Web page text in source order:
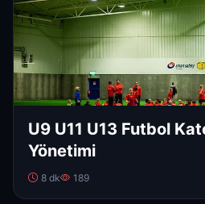
U9 U11 U13 Futbol
Yönetimi
8 dk 189